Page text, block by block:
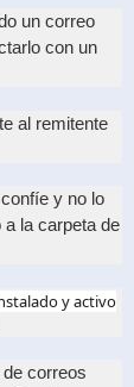
un correo
con un
al remitente
y no lo
la carpeta de
y activo
correos